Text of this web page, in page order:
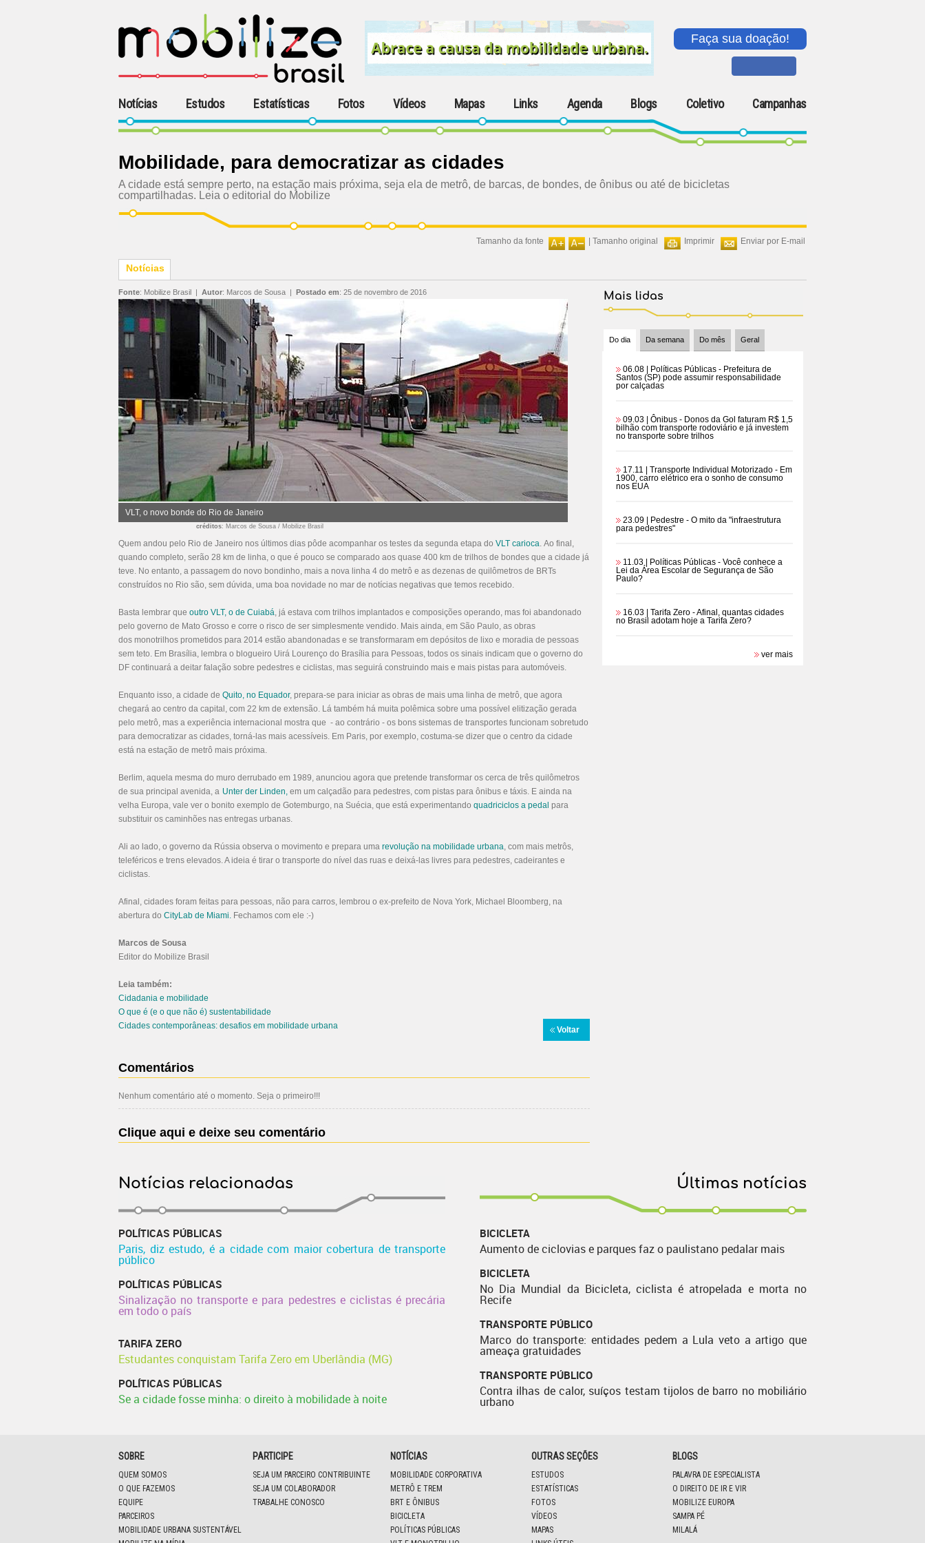
Faça sua doação!
Notícias Estudos Estatísticas Fotos Vídeos Mapas Links Agenda Blogs Coletivo Campanhas
Mobilidade, para democratizar as cidades
A cidade está sempre perto, na estação mais próxima, seja ela de metrô, de barcas, de bondes, de ônibus ou até de bicicletas
compartilhadas. Leia o editorial do Mobilize
Enviar por E-mail
Imprimir
Tamanho da fonte Tamanho original
Notícias
Fonte: Mobilize Brasil | Autor: Marcos de Sousa | Postado em: 25 de novembro de 2016
VLT, o novo bonde do Rio de Janeiro
créditos: Marcos de Sousa / Mobilize Brasil
Quem andou pelo Rio de Janeiro nos últimos dias pôde acompanhar os testes da segunda etapa do VLT carioca. Ao final,
quando completo, serão 28 km de linha, o que é pouco se comparado aos quase 400 km de trilhos de bondes que a cidade já
teve. No entanto, a passagem do novo bondinho, mais a nova linha 4 do metrô e as dezenas de quilômetros de BRTs
construídos no Rio são, sem dúvida, uma boa novidade no mar de notícias negativas que temos recebido.
Basta lembrar que outro VLT, o de Cuiabá, já estava com trilhos implantados e composições operando, mas foi abandonado
pelo governo de Mato Grosso e corre o risco de ser simplesmente vendido. Mais ainda, em São Paulo, as obras
dos monotrilhos prometidos para 2014 estão abandonadas e se transformaram em depósitos de lixo e moradia de pessoas
sem teto. Em Brasília, lembra o blogueiro Uirá Lourenço do Brasília para Pessoas, todos os sinais indicam que o governo do
DF continuará a deitar falação sobre pedestres e ciclistas, mas seguirá construindo mais e mais pistas para automóveis.
Enquanto isso, a cidade de Quito, no Equador, prepara-se para iniciar as obras de mais uma linha de metrô, que agora
chegará ao centro da capital, com 22 km de extensão. Lá também há muita polêmica sobre uma possível elitização gerada
pelo metrô, mas a experiência internacional mostra que - ao contrário - os bons sistemas de transportes funcionam sobretudo
para democratizar as cidades, torná-las mais acessíveis. Em Paris, por exemplo, costuma-se dizer que o centro da cidade
está na estação de metrô mais próxima.
Berlim, aquela mesma do muro derrubado em 1989, anunciou agora que pretende transformar os cerca de três quilômetros
de sua principal avenida, a Unter der Linden, em um calçadão para pedestres, com pistas para ônibus e táxis. E ainda na
velha Europa, vale ver o bonito exemplo de Gotemburgo, na Suécia, que está experimentando quadriciclos a pedal para
substituir os caminhões nas entregas urbanas.
Ali ao lado, o governo da Rússia observa o movimento e prepara uma revolução na mobilidade urbana, com mais metrôs,
teleféricos e trens elevados. A ideia é tirar o transporte do nível das ruas e deixá-las livres para pedestres, cadeirantes e
ciclistas.
Afinal, cidades foram feitas para pessoas, não para carros, lembrou o ex-prefeito de Nova York, Michael Bloomberg, na
abertura do CityLab de Miami. Fechamos com ele :-)
Marcos de Sousa
Editor do Mobilize Brasil
Leia também:
Cidadania e mobilidade
O que é (e o que não é) sustentabilidade
Cidades contemporâneas: desafios em mobilidade urbana
Voltar
Comentários
Nenhum comentário até o momento. Seja o primeiro!!!
Clique aqui e deixe seu comentário
Mais lidas
Do dia Da semana Do mês Geral
06.08 | Políticas Públicas - Prefeitura de
Santos (SP) pode assumir responsabilidade
por calçadas
09.03 | Ônibus - Donos da Gol faturam R$ 1,5
bilhão com transporte rodoviário e já investem
no transporte sobre trilhos
17.11 | Transporte Individual Motorizado - Em
1900, carro elétrico era o sonho de consumo
nos EUA
23.09 | Pedestre - O mito da "infraestrutura
para pedestres"
11.03 | Políticas Públicas - Você conhece a
Lei da Área Escolar de Segurança de São
Paulo?
16.03 | Tarifa Zero - Afinal, quantas cidades
no Brasil adotam hoje a Tarifa Zero?
ver mais
Notícias relacionadas
POLÍTICAS PÚBLICAS
Paris, diz estudo, é a cidade com maior cobertura de transporte
público
POLÍTICAS PÚBLICAS
Sinalização no transporte e para pedestres e ciclistas é precária
em todo o país
TARIFA ZERO
Estudantes conquistam Tarifa Zero em Uberlândia (MG)
POLÍTICAS PÚBLICAS
Se a cidade fosse minha: o direito à mobilidade à noite
Últimas notícias
BICICLETA
Aumento de ciclovias e parques faz o paulistano pedalar mais
BICICLETA
No Dia Mundial da Bicicleta, ciclista é atropelada e morta no
Recife
TRANSPORTE PÚBLICO
Marco do transporte: entidades pedem a Lula veto a artigo que
ameaça gratuidades
TRANSPORTE PÚBLICO
Contra ilhas de calor, suíços testam tijolos de barro no mobiliário
urbano
SOBRE
QUEM SOMOS
O QUE FAZEMOS
EQUIPE
PARCEIROS
MOBILIDADE URBANA SUSTENTÁVEL
PARTICIPE
SEJA UM PARCEIRO CONTRIBUINTE
SEJA UM COLABORADOR
TRABALHE CONOSCO
NOTÍCIAS
MOBILIDADE CORPORATIVA
METRÔ E TREM
BRT E ÔNIBUS
BICICLETA
POLÍTICAS PÚBLICAS
OUTRAS SEÇÕES
ESTUDOS
ESTATÍSTICAS
FOTOS
VÍDEOS
MAPAS
BLOGS
PALAVRA DE ESPECIALISTA
O DIREITO DE IR E VIR
MOBILIZE EUROPA
SAMPA PÉ
MILALÁ